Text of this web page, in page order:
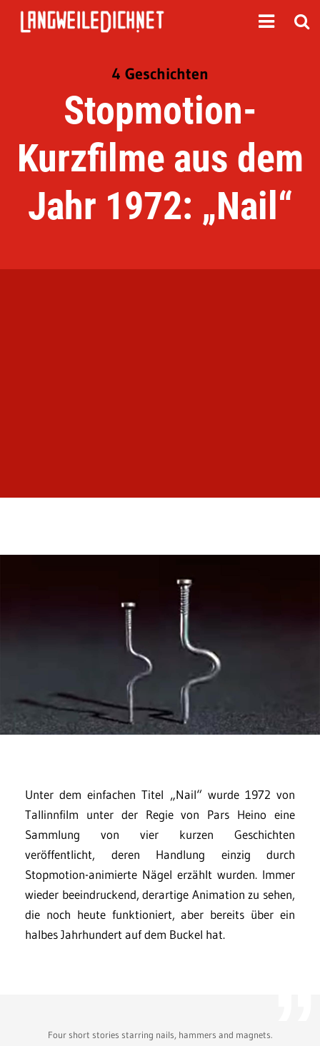
4 Geschichten
Stopmotion-
Kurzfilme aus dem
Jahr 1972: „Nail“
Unter dem einfachen Titel „Nail“ wurde 1972 von
Tallinnfilm unter der Regie von Pars Heino eine
Sammlung von vier kurzen Geschichten
veröffentlicht, deren Handlung einzig durch
Stopmotion-animierte Nägel erzählt wurden. Immer
wieder beeindruckend, derartige Animation zu sehen,
die noch heute funktioniert, aber bereits über ein
halbes Jahrhundert auf dem Buckel hat.
Four short stories starring nails, hammers and magnets.